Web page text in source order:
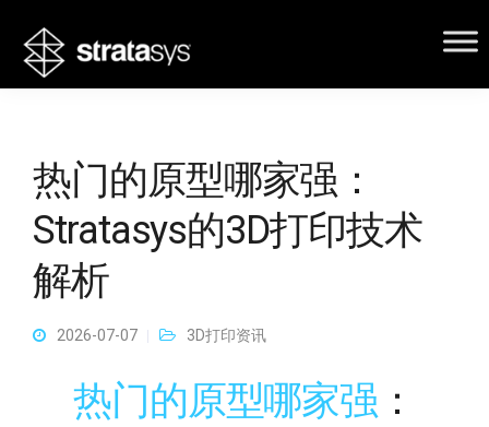
热门的原型哪家强：
Stratasys的3D打印技术
解析
2026-07-07 3D打印资讯
热门的原型哪家强 ：